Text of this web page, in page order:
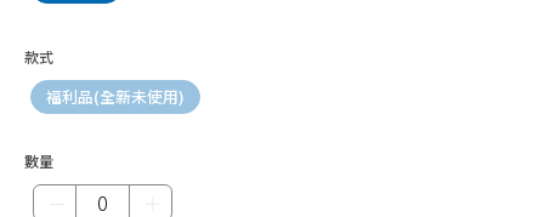
款式
福利品(全新未使用)
數量